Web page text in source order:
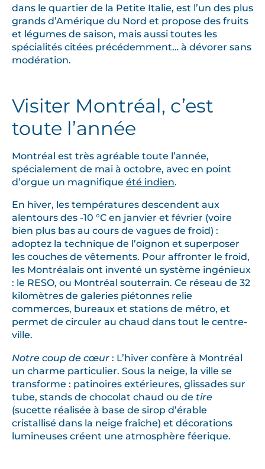
dans le quartier de la Petite Italie, est l’un des plus
grands d’Amérique du Nord et propose des fruits
et légumes de saison, mais aussi toutes les
spécialités citées précédemment… à dévorer sans
modération.
Visiter Montréal, c’est
toute l’année
Montréal est très agréable toute l’année,
spécialement de mai à octobre, avec en point
d’orgue un magnifique été indien.
En hiver, les températures descendent aux
alentours des -10 °C en janvier et février (voire
bien plus bas au cours de vagues de froid) :
adoptez la technique de l’oignon et superposer
les couches de vêtements. Pour affronter le froid,
les Montréalais ont inventé un système ingénieux
: le RESO, ou Montréal souterrain. Ce réseau de 32
kilomètres de galeries piétonnes relie
commerces, bureaux et stations de métro, et
permet de circuler au chaud dans tout le centre-
ville.
Notre coup de cœur : L’hiver confère à Montréal
un charme particulier. Sous la neige, la ville se
transforme : patinoires extérieures, glissades sur
tube, stands de chocolat chaud ou de tire
(sucette réalisée à base de sirop d’érable
cristallisé dans la neige fraîche) et décorations
lumineuses créent une atmosphère féerique.